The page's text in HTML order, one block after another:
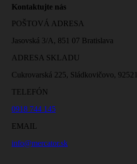
Kontaktujte nás
POŠTOVÁ ADRESA
Jasovská 3/A, 851 07 Bratislava
ADRESA SKLADU
Cukrovarská 225, Sládkovičovo, 92521
TELEFÓN
0918 744 145
EMAIL
info@mercator.sk